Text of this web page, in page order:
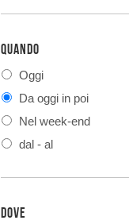
QUANDO
Oggi
Da oggi in poi
Nel week-end
dal - al
DOVE